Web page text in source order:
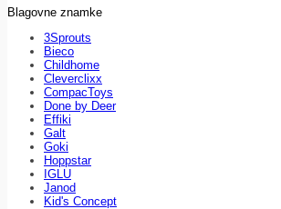
Blagovne znamke
3Sprouts
Bieco
Childhome
Cleverclixx
CompacToys
Done by Deer
Effiki
Galt
Goki
Hoppstar
IGLU
Janod
Kid's Concept